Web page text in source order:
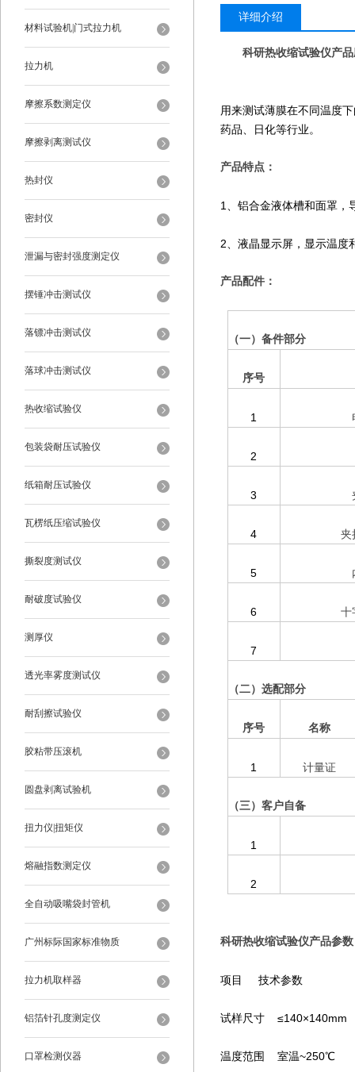
材料试验机|门式拉力机
拉力机
摩擦系数测定仪
摩擦剥离测试仪
热封仪
密封仪
泄漏与密封强度测定仪
摆锤冲击测试仪
落镖冲击测试仪
落球冲击测试仪
热收缩试验仪
包装袋耐压试验仪
纸箱耐压试验仪
瓦楞纸压缩试验仪
撕裂度测试仪
耐破度试验仪
测厚仪
透光率雾度测试仪
耐刮擦试验仪
胶粘带压滚机
圆盘剥离试验机
扭力仪|扭矩仪
熔融指数测定仪
全自动吸嘴袋封管机
广州标际国家标准物质
拉力机取样器
铝箔针孔度测定仪
口罩检测仪器
详细介绍
科研热收缩试验仪产
用来测试薄膜在不同温度
药品、日化等行业。
产品特点：
1、铝合金液体槽和面罩，
2、液晶显示屏，显示温度
产品配件：
（一）备件部分
序号
1
2
3
4 夹
5
6 十
7
（二）选配部分
序号 名称
1 计量证
（三）客户自备
1
2
科研热收缩试验仪产品参
项目 技术参数
试样尺寸 ≤140×140mm
温度范围 室温~250℃